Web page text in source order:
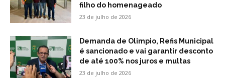
filho do homenageado
23 de julho de 2026
Demanda de Olimpio, Refis Municipal
é sancionado e vai garantir desconto
de até 100% nos juros e multas
23 de julho de 2026